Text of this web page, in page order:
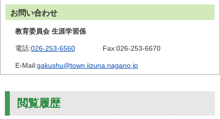
お問い合わせ
教育委員会 生涯学習係
電話:026-253-6560 Fax:026-253-6670
E-Mail:gakushu@town.iizuna.nagano.jp
閲覧履歴